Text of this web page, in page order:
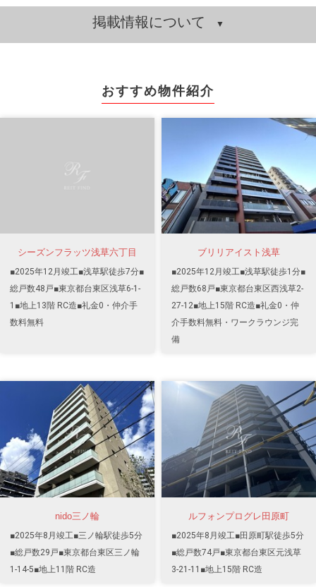
掲載情報について
おすすめ物件紹介
シーズンフラッツ浅草六丁目
■2025年12月竣工■浅草駅徒歩7分■
総戸数48戸■東京都台東区浅草6-1-
1■地上13階 RC造■礼金0・仲介手
数料無料
ブリリアイスト浅草
■2025年12月竣工■浅草駅徒歩1分■
総戸数68戸■東京都台東区西浅草2-
27-12■地上15階 RC造■礼金0・仲
介手数料無料・ワークラウンジ完
備
nido三ノ輪
■2025年8月竣工■三ノ輪駅徒歩5分
■総戸数29戸■東京都台東区三ノ輪
1-14-5■地上11階 RC造
ルフォンプログレ田原町
■2025年8月竣工■田原町駅徒歩5分
■総戸数74戸■東京都台東区元浅草
3-21-11■地上15階 RC造